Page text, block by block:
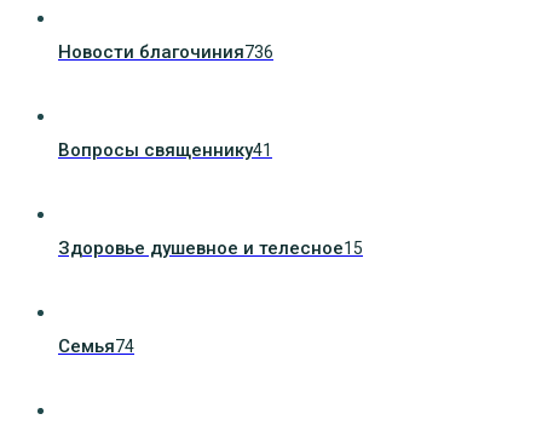
Новости благочиния736
Вопросы священнику41
Здоровье душевное и телесное15
Семья74